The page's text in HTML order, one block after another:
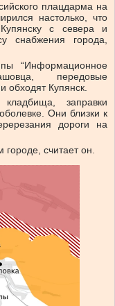
плацдарма на
настолько, что
с севера и
снабжения города,
“Информационное
передовые
обходят Купянск.
заправки
Они близки к
дороги на
считает он.